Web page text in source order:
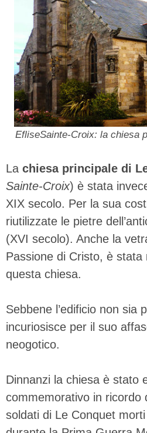
EfliseSainte-Croix: la chiesa
La chiesa principale di
Sainte-Croix) è stata
XIX secolo. Per la sua
riutilizzate le pietre
(XVI secolo). Anche la
Passione di Cristo, è stata
questa chiesa.
Sebbene l’edificio non sia
incuriosisce per il suo
neogotico.
Dinnanzi la chiesa è stato
commemorativo in ricordo
soldati di Le Conquet